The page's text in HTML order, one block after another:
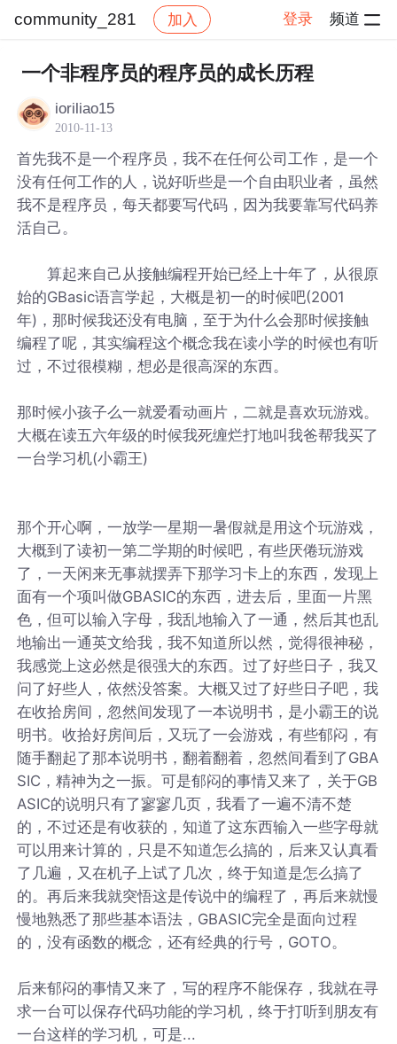
community_281 加入 登录 频道
社区 community_281 帖子详情
一个非程序员的程序员的成长历程
ioriliao15
2010-11-13
首先我不是一个程序员，我不在任何公司工作，是一个
没有任何工作的人，说好听些是一个自由职业者，虽然
我不是程序员，每天都要写代码，因为我要靠写代码养
活自己。
算起来自己从接触编程开始已经上十年了，从很原
始的GBasic语言学起，大概是初一的时候吧(2001
年)，那时候我还没有电脑，至于为什么会那时候接触
编程了呢，其实编程这个概念我在读小学的时候也有听
过，不过很模糊，想必是很高深的东西。
那时候小孩子么一就爱看动画片，二就是喜欢玩游戏。
大概在读五六年级的时候我死缠烂打地叫我爸帮我买了
一台学习机(小霸王)
那个开心啊，一放学一星期一暑假就是用这个玩游戏，
大概到了读初一第二学期的时候吧，有些厌倦玩游戏
了，一天闲来无事就摆弄下那学习卡上的东西，发现上
面有一个项叫做GBASIC的东西，进去后，里面一片黑
色，但可以输入字母，我乱地输入了一通，然后其也乱
地输出一通英文给我，我不知道所以然，觉得很神秘，
我感觉上这必然是很强大的东西。过了好些日子，我又
问了好些人，依然没答案。大概又过了好些日子吧，我
在收拾房间，忽然间发现了一本说明书，是小霸王的说
明书。收拾好房间后，又玩了一会游戏，有些郁闷，有
随手翻起了那本说明书，翻着翻着，忽然间看到了GBA
SIC，精神为之一振。可是郁闷的事情又来了，关于GB
ASIC的说明只有了寥寥几页，我看了一遍不清不楚
的，不过还是有收获的，知道了这东西输入一些字母就
可以用来计算的，只是不知道怎么搞的，后来又认真看
了几遍，又在机子上试了几次，终于知道是怎么搞了
的。再后来我就突悟这是传说中的编程了，再后来就慢
慢地熟悉了那些基本语法，GBASIC完全是面向过程
的，没有函数的概念，还有经典的行号，GOTO。
后来郁闷的事情又来了，写的程序不能保存，我就在寻
求一台可以保存代码功能的学习机，终于打听到朋友有
一台这样的学习机，可是...